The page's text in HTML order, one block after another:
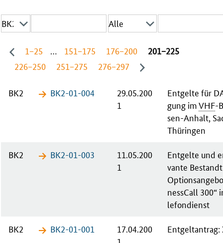
1−25 … 151−175 176−200
201−225
226−250
251−275 276−297
BK2 BK2-01-​004
29.05.200
1
Ent­gel­te für
gung imVHF-
sen-An­halt,
Thü­rin­gen
BK2 BK2-01-​003
11.05.200
1
Ent­gel­te und
van­te
ness­Call 300“
le­fon­dienst
BK2 BK2-01-​001
17.04.200
Ent­gelt­an­trag: